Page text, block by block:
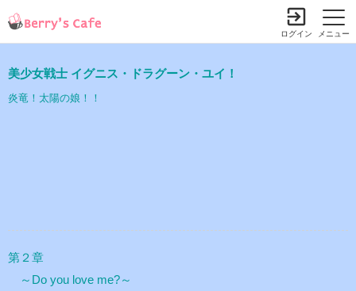
メニュー
ログイン
美少女戦士 イグニス・ドラグーン・ユイ！
炎竜！太陽の娘！！
第２章
～Do you love me?～